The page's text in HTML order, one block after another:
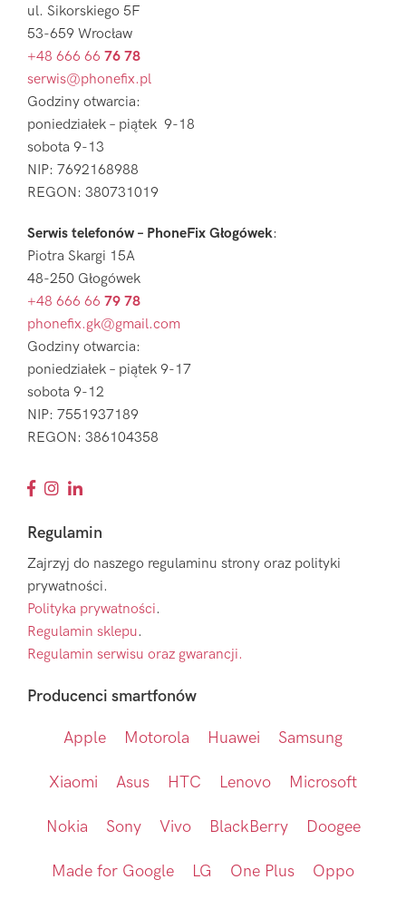
ul. Sikorskiego 5F
53-659 Wrocław
+48 666 66 76 78
serwis@phonefix.pl
Godziny otwarcia:
poniedziałek – piątek 9-18
sobota 9-13
NIP: 7692168988
REGON: 380731019
Serwis telefonów – PhoneFix Głogówek:
Piotra Skargi 15A
48-250 Głogówek
+48 666 66 79 78
phonefix.gk@gmail.com
Godziny otwarcia:
poniedziałek – piątek 9-17
sobota 9-12
NIP: 7551937189
REGON: 386104358
Regulamin
Zajrzyj do naszego regulaminu strony oraz polityki
prywatności.
Polityka prywatności.
Regulamin sklepu.
Regulamin serwisu oraz gwarancji.
Producenci smartfonów
Apple Motorola Huawei Samsung
Xiaomi Asus HTC Lenovo Microsoft
Nokia Sony Vivo BlackBerry Doogee
Made for Google LG One Plus Oppo